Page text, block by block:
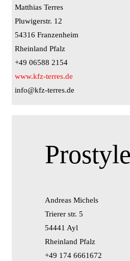
Matthias Terres
Pluwigerstr. 12
54316 Franzenheim
Rheinland Pfalz
+49 06588 2154
www.kfz-terres.de
info@kfz-terres.de
Andreas Michels
Trierer str. 5
54441 Ayl
Rheinland Pfalz
+49 174 6661672